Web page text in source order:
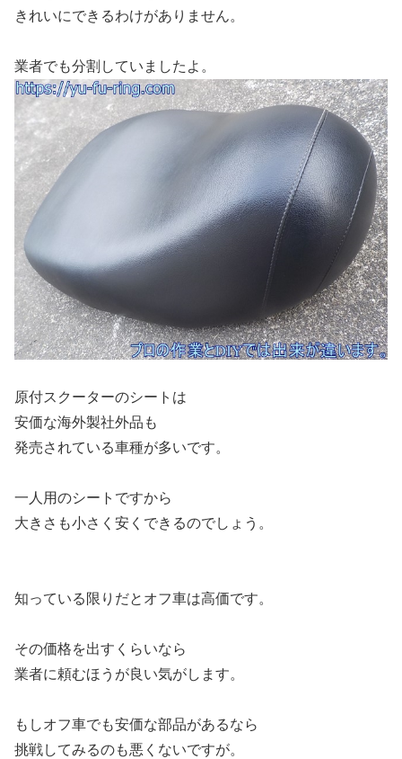
きれいにできるわけがありません。
業者でも分割していましたよ。
原付スクーターのシートは
安価な海外製社外品も
発売されている車種が多いです。
一人用のシートですから
大きさも小さく安くできるのでしょう。
知っている限りだとオフ車は高価です。
その価格を出すくらいなら
業者に頼むほうが良い気がします。
もしオフ車でも安価な部品があるなら
挑戦してみるのも悪くないですが。